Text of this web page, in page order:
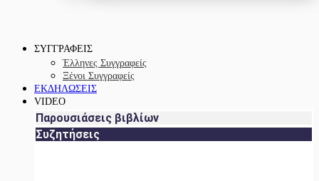
ΣΥΓΓΡΑΦΕΙΣ
Έλληνες Συγγραφείς
Ξένοι Συγγραφείς
ΕΚΔΗΛΩΣΕΙΣ
VIDEO
Παρουσιάσεις βιβλίων
Συζητήσεις